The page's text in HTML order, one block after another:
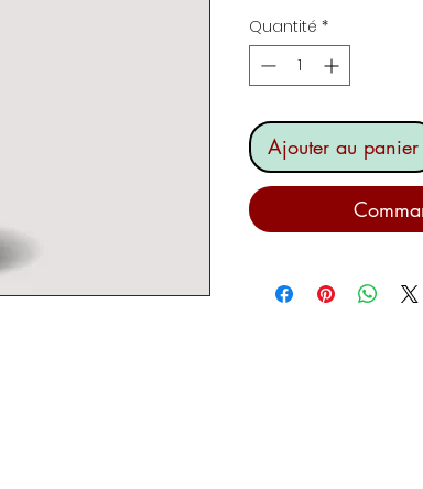
Quantité *
Ajouter au panier